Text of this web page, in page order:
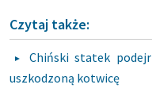
Czytaj także:
Chiński statek
uszkodzoną kotwicę